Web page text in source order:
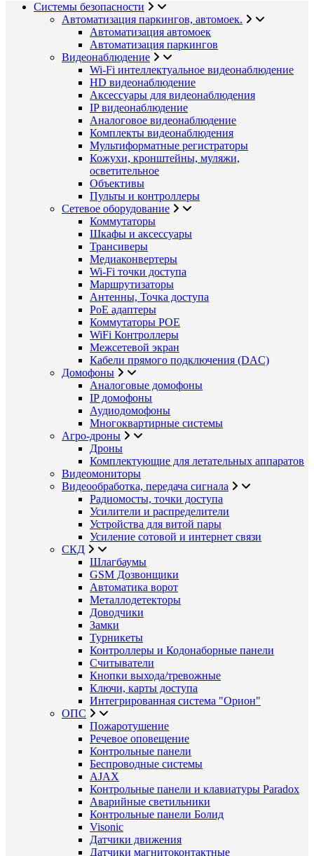
Системы безопасности
Автоматизация паркингов, автомоек.
Автоматизация автомоек
Автоматизация паркингов
Видеонаблюдение
Wi-Fi интеллектуальное видеонаблюдение
HD видеонаблюдение
Аксессуары для видеонаблюдения
IP видеонаблюдение
Аналоговое видеонаблюдение
Комплекты видеонаблюдения
Мультиформатные регистраторы
Кожухи, кронштейны, муляжи,
осветительное
Объективы
Пульты и контроллеры
Сетевое оборудование
Коммутаторы
Шкафы и аксессуары
Трансиверы
Медиаконвертеры
Wi-Fi точки доступа
Маршрутизаторы
Антенны, Точка доступа
PoE адаптеры
Коммутаторы POE
WiFi Контроллеры
Межсетевой экран
Кабели прямого подключения (DAC)
Домофоны
Аналоговые домофоны
IP домофоны
Аудиодомофоны
Многоквартирные системы
Агро-дроны
Дроны
Комплектующие для летательных аппаратов
Видеомониторы
Видеообработка, передача сигнала
Радиомосты, точки доступа
Усилители и распределители
Устройства для витой пары
Усиление сотовой и интернет связи
СКД
Шлагбаумы
GSM Дозвонщики
Автоматика ворот
Металлодетекторы
Доводчики
Замки
Турникеты
Контроллеры и Кодонаборные панели
Считыватели
Кнопки выхода/тревожные
Ключи, карты доступа
Интегрированная система "Орион"
ОПС
Пожаротушение
Речевое оповещение
Контрольные панели
Беспроводные системы
AJAX
Контрольные панели и клавиатуры Paradox
Аварийные светильники
Контрольные панели Болид
Visonic
Датчики движения
Датчики магнитоконтактные